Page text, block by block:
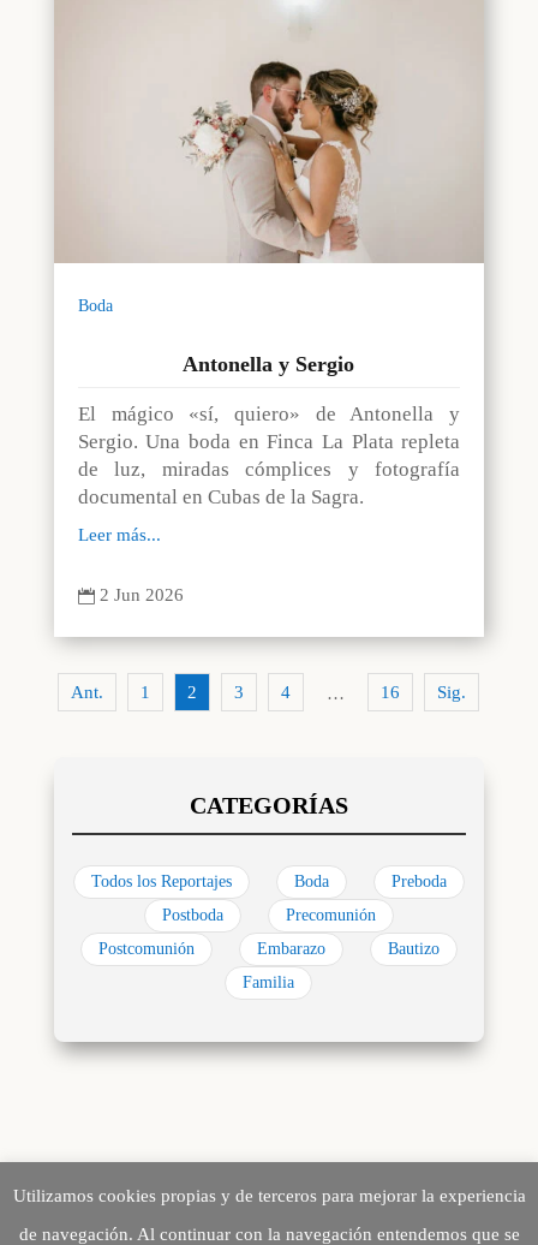
Boda
Antonella y Sergio
El mágico «sí, quiero» de Antonella y
Sergio. Una boda en Finca La Plata repleta
de luz, miradas cómplices y fotografía
documental en Cubas de la Sagra.
Leer más...
 2 Jun 2026
Ant. 1 2 3 4 … 16 Sig.
Todos los Reportajes Boda
Preboda
Postboda
Precomunión
Postcomunión
Embarazo
Bautizo
Familia
Utilizamos cookies propias y de terceros para mejorar la experiencia
de navegación. Al continuar con la navegación entendemos que se